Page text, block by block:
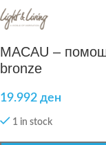
MACAU –
bronze
19.992 ден
1 in stock